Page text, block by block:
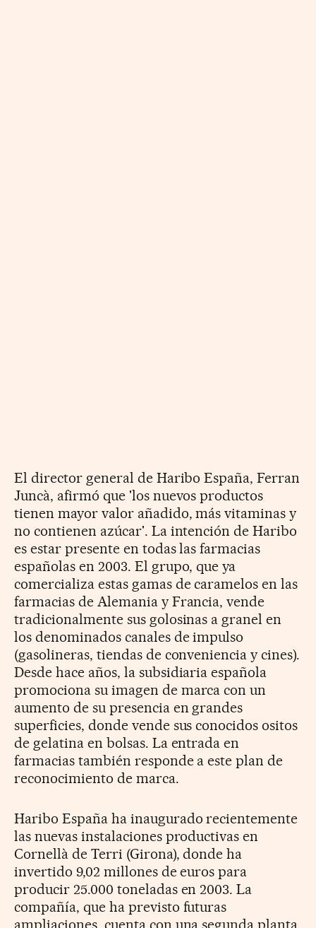
El director general de Haribo España, Ferran
Juncà, afirmó que 'los nuevos productos
tienen mayor valor añadido, más vitaminas y
no contienen azúcar'. La intención de Haribo
es estar presente en todas las farmacias
españolas en 2003. El grupo, que ya
comercializa estas gamas de caramelos en las
farmacias de Alemania y Francia, vende
tradicionalmente sus golosinas a granel en
los denominados canales de impulso
(gasolineras, tiendas de conveniencia y cines).
Desde hace años, la subsidiaria española
promociona su imagen de marca con un
aumento de su presencia en grandes
superficies, donde vende sus conocidos ositos
de gelatina en bolsas. La entrada en
farmacias también responde a este plan de
reconocimiento de marca.
Haribo España ha inaugurado recientemente
las nuevas instalaciones productivas en
Cornellà de Terri (Girona), donde ha
invertido 9,02 millones de euros para
producir 25.000 toneladas en 2003. La
compañía, que ha previsto futuras
ampliaciones, cuenta con una segunda planta